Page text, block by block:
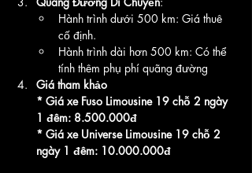
Hành trình dưới 500 km: Giá thuê
cố định.
Hành trình dài hơn 500 km: Có thể
tính thêm phụ phí quãng đường
Giá tham khảo
* Giá xe Fuso Limousine 19 chỗ 2 ngày
1 đêm: 8.500.000đ
* Giá xe Universe Limousine 19 chỗ 2
ngày 1 đêm: 10.000.000đ